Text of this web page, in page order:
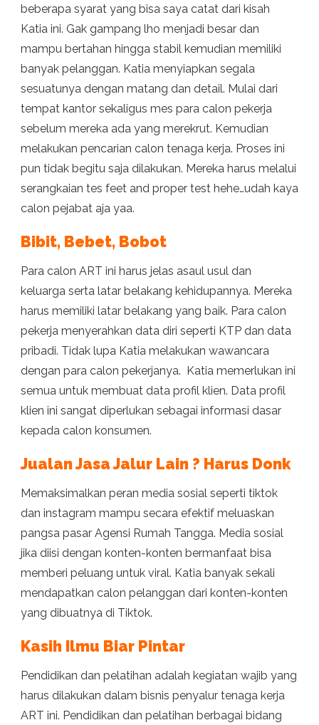
beberapa syarat yang bisa saya catat dari kisah
Katia ini. Gak gampang lho menjadi besar dan
mampu bertahan hingga stabil kemudian memiliki
banyak pelanggan. Katia menyiapkan segala
sesuatunya dengan matang dan detail. Mulai dari
tempat kantor sekaligus mes para calon pekerja
sebelum mereka ada yang merekrut. Kemudian
melakukan pencarian calon tenaga kerja. Proses ini
pun tidak begitu saja dilakukan. Mereka harus melalui
serangkaian tes feet and proper test hehe…udah kaya
calon pejabat aja yaa.
Bibit, Bebet, Bobot
Para calon ART ini harus jelas asaul usul dan
keluarga serta latar belakang kehidupannya. Mereka
harus memiliki latar belakang yang baik. Para calon
pekerja menyerahkan data diri seperti KTP dan data
pribadi. Tidak lupa Katia melakukan wawancara
dengan para calon pekerjanya. Katia memerlukan ini
semua untuk membuat data profil klien. Data profil
klien ini sangat diperlukan sebagai informasi dasar
kepada calon konsumen.
Jualan Jasa Jalur Lain ? Harus Donk
Memaksimalkan peran media sosial seperti tiktok
dan instagram mampu secara efektif meluaskan
pangsa pasar Agensi Rumah Tangga. Media sosial
jika diisi dengan konten-konten bermanfaat bisa
memberi peluang untuk viral. Katia banyak sekali
mendapatkan calon pelanggan dari konten-konten
yang dibuatnya di Tiktok.
Kasih Ilmu Biar Pintar
Pendidikan dan pelatihan adalah kegiatan wajib yang
harus dilakukan dalam bisnis penyalur tenaga kerja
ART ini. Pendidikan dan pelatihan berbagai bidang